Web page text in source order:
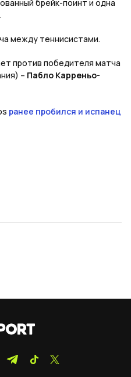
брейк-поинт и одна
между теннисистами.
против победителя матча
– Пабло Карреньо-
ранее пробился и испанец